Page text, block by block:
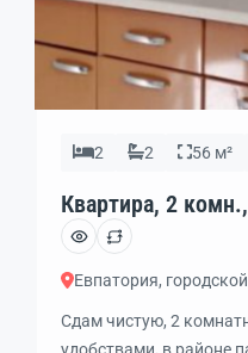
2 2 56 м²
Квартира, 2
код: 397433
Евпатория,
Сдам чистую, 2